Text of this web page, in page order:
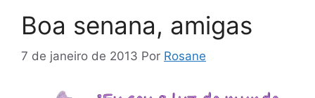
Boa senana, amigas
7 de janeiro de 2013 Por Rosane